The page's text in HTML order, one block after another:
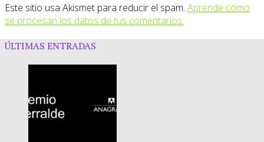
Este sitio usa Akismet para reducir el spam. Aprende cómo
se procesan los datos de tus comentarios.
ÚLTIMAS ENTRADAS